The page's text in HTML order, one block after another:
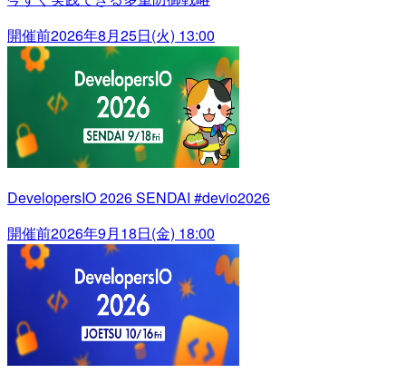
開催前2026年8月25日(火) 13:00
DevelopersIO 2026 SENDAI #devio2026
開催前2026年9月18日(金) 18:00